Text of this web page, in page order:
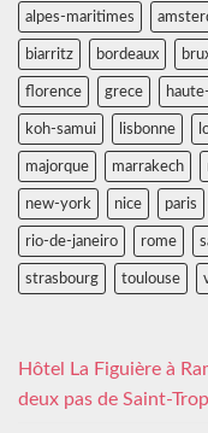
alpes-maritimes
biarritz bordeaux
florence grece
koh-samui lisbonne
majorque marrakech
new-york nice paris
rio-de-janeiro rome
strasbourg toulouse
Hôtel La Figuière à
deux pas de Saint-